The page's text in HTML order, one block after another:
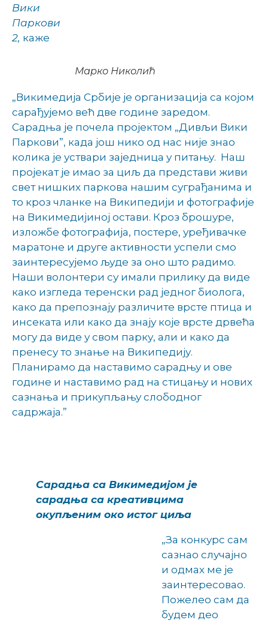
Марко Николић
Вики
Паркови
2, каже
„Викимедија Србије је организација са којом
сарађујемо већ две године заредом.
Сарадња је почела пројектом „Дивљи Вики
Паркови”, када још нико од нас није знао
колика је уствари заједница у питању. Наш
пројекат је имао за циљ да представи живи
свет нишких паркова нашим суграђанима и
то кроз чланке на Википедији и фотографије
на Викимедијиној остави. Кроз брошуре,
изложбе фотографија, постере, уређивачке
маратоне и друге активности успели смо
заинтересујемо људе за оно што радимо.
Наши волонтери су имали прилику да виде
како изгледа теренски рад једног биолога,
како да препознају различите врсте птица и
инсеката или како да знају које врсте дрвећа
могу да виде у свом парку, али и како да
пренесу то знање на Википедију.
Планирамо да наставимо сарадњу и ове
године и наставимо рад на стицању и нових
сазнања и прикупљању слободног
садржаја.”
Сарадња са Викимедијом је
сарадња са креативцима
окупљеним око истог циља
„За конкурс сам
сазнао случајно
и одмах ме је
заинтересовао.
Пожелео сам да
будем део